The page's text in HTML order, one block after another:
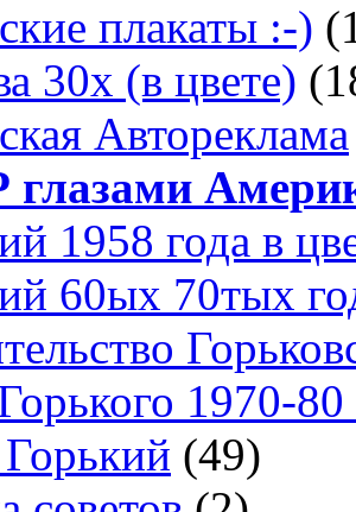
плакаты :-)
30x (в цвете)
Автореклама
1958 года в
60ых 70тых
1970-80
(49)